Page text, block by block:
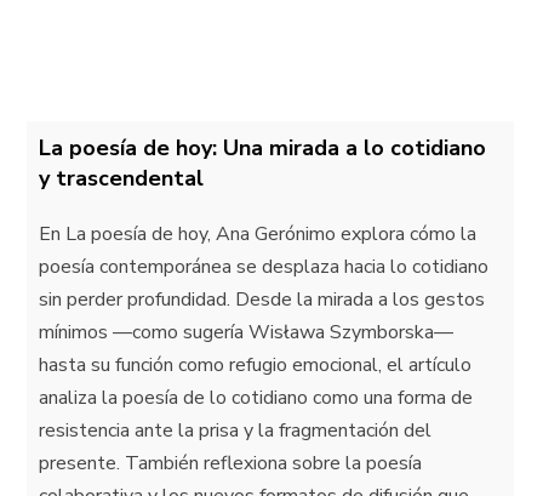
La poesía de hoy: Una mirada a lo cotidiano
y trascendental
En La poesía de hoy, Ana Gerónimo explora cómo la
poesía contemporánea se desplaza hacia lo cotidiano
sin perder profundidad. Desde la mirada a los gestos
mínimos —como sugería Wisława Szymborska—
hasta su función como refugio emocional, el artículo
analiza la poesía de lo cotidiano como una forma de
resistencia ante la prisa y la fragmentación del
presente. También reflexiona sobre la poesía